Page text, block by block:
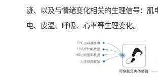
迹、以及与情绪变化相关的生理信号：肌
电、皮温、呼吸、心率等生理变化。